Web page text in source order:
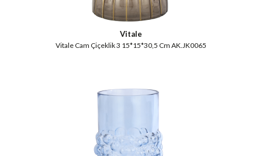
Vitale
Vitale Cam Çiçeklik 3 15*15*30,5 Cm AK.JK0065